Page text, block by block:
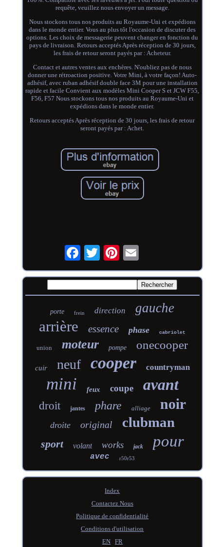
requête, veuillez nous envoyer un message.
Nous stockons tous nos produits au Royaume-Uni et expédions
dans le monde entier. Vous au plus tôt l'occasion de discuter des
options. Les choix de messagerie peuvent changer en fonction du
pays de livraison. Retours acceptés Après réception de 30 jours,
les frais de retour seront payés par : Acheteur.
Contact et autres ventes aux enchères. N'oubliez pas de nous
donner une rétroaction positive. Votre Mini, à votre façon! Auto-
adhésif, avec ruban adhésif double face 3M pour une installation
rapide et facile Convient aux modèles Mini Cooper S et JCW F55,
F56, F57 Nous stockons tous nos produits au Royaume-Uni et
expédions dans le monde entier.
Retours acceptés Après réception de 30 jours, les frais de retour
seront payés par : Achet.
porte frein direction gauche
arrière essence phase cabriolet
union moteur pompe onecooper
cuir neuf cooper countryman
mini feux coupe avant
droit jantes phare alliage noir
droite original clubman
sport volant works jack pour
avec r50r53
Index
Contactez Nous
Politique de confidentialité
Conditions d'utilisation
EN
FR